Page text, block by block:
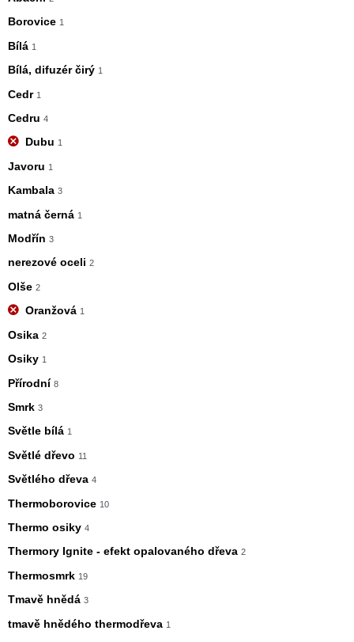
Borovice 1
Bílá 1
Bílá, difuzér čirý 1
Cedr 1
Cedru 4
Dubu 1
Javoru 1
Kambala 3
matná černá 1
Modřín 3
nerezové oceli 2
Olše 2
Oranžová 1
Osika 2
Osiky 1
Přírodní 8
Smrk 3
Světle bílá 1
Světlé dřevo 11
Světlého dřeva 4
Thermoborovice 10
Thermo osiky 4
Thermory Ignite - efekt opalovaného dřeva 2
Thermosmrk 19
Tmavě hnědá 3
tmavě hnědého thermodřeva 1